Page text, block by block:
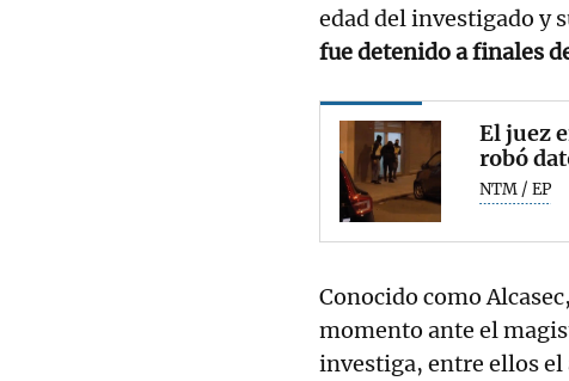
edad del investigado y
fue detenido a finales
El juez
robó
NTM / EP
Conocido como
momento ante el
investiga, entre ellos el